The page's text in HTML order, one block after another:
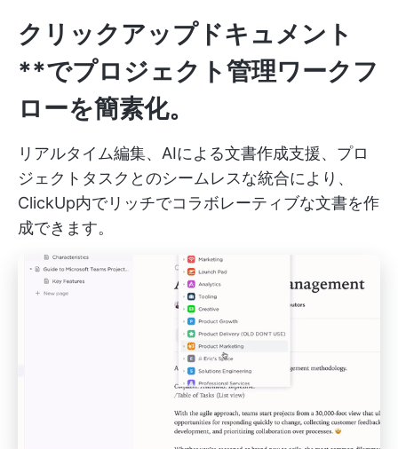
クリックアップドキュメント
**でプロジェクト管理ワークフ
ローを簡素化。
リアルタイム編集、AIによる文書作成支援、プロ
ジェクトタスクとのシームレスな統合により、
ClickUp内でリッチでコラボレーティブな文書を作
成できます。